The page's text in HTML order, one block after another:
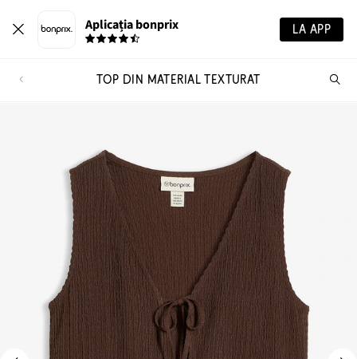
Aplicația bonprix LA APP
TOP DIN MATERIAL TEXTURAT